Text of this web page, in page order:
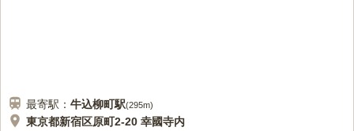
最寄駅： 牛込柳町駅(295m)
東京都新宿区原町2-20 幸國寺内